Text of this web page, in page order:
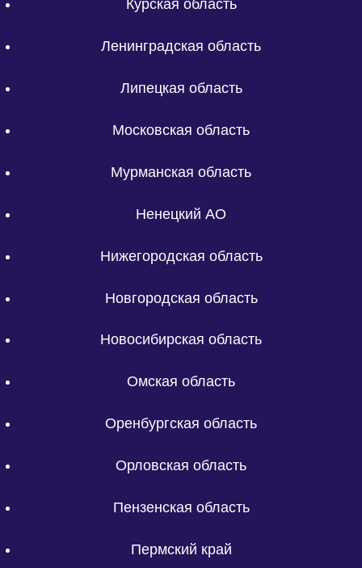
Курская область
Ленинградская область
Липецкая область
Московская область
Мурманская область
Ненецкий АО
Нижегородская область
Новгородская область
Новосибирская область
Омская область
Оренбургская область
Орловская область
Пензенская область
Пермский край